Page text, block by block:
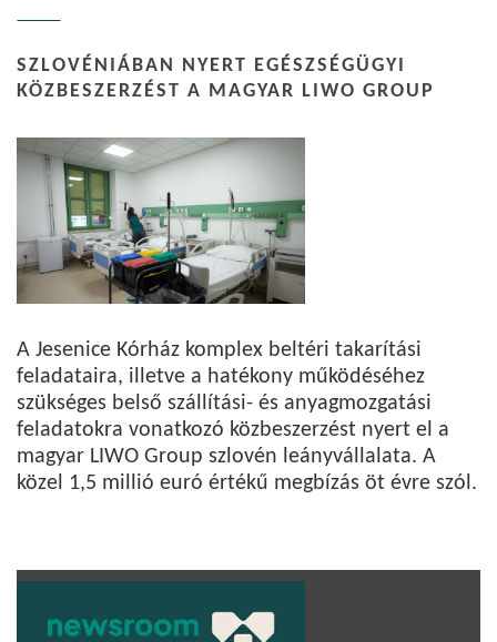
SZLOVÉNIÁBAN NYERT EGÉSZSÉGÜGYI
KÖZBESZERZÉST A MAGYAR LIWO GROUP
A Jesenice Kórház komplex beltéri takarítási
feladataira, illetve a hatékony működéséhez
szükséges belső szállítási- és anyagmozgatási
feladatokra vonatkozó közbeszerzést nyert el a
magyar LIWO Group szlovén leányvállalata. A
közel 1,5 millió euró értékű megbízás öt évre szól.